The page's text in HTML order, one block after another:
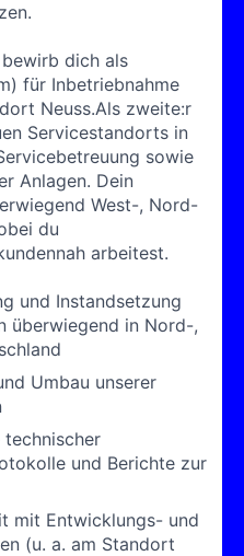
dich als
für Inbetriebnahme
Neuss.Als zweite:r
Servicestandorts in
sowie
Anlagen. Dein
West-, Nord-
du
arbeitest.
und Instandsetzung
überwiegend in Nord-,
Umbau unserer
technischer
und Berichte zur
mit Entwicklungs- und
(u. a. am Standort